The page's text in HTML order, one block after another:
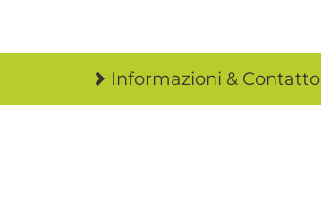
Informazioni & Contatto